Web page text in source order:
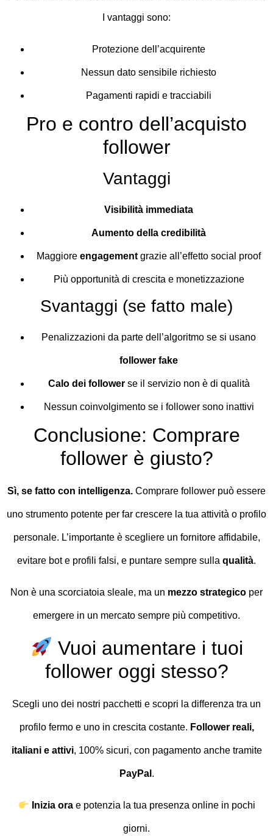
I vantaggi sono:
Protezione dell’acquirente
Nessun dato sensibile richiesto
Pagamenti rapidi e tracciabili
Pro e contro dell’acquisto
follower
Vantaggi
Visibilità immediata
Aumento della credibilità
Maggiore engagement grazie all’effetto social proof
Più opportunità di crescita e monetizzazione
Svantaggi (se fatto male)
Penalizzazioni da parte dell’algoritmo se si usano
follower fake
Calo dei followerse il servizio non è di qualità
Nessun coinvolgimento se i follower sono inattivi
Conclusione: Comprare
follower è giusto?
Sì, se fatto con intelligenza. Comprare follower può essere
uno strumento potente per far crescere la tua attività o profilo
personale. L’importante è scegliere un fornitore affidabile,
evitare bot e profili falsi, e puntare sempre sulla qualità.
Non è una scorciatoia sleale, ma un mezzo strategico per
emergere in un mercato sempre più competitivo.
Vuoi aumentare i tuoi
follower oggi stesso?
Scegli uno dei nostri pacchetti e scopri la differenza tra un
profilo fermo e uno in crescita costante. Follower reali,
italiani e attivi, 100% sicuri, con pagamento anche tramite
PayPal .
Inizia orae potenzia la tua presenza online in pochi
giorni.